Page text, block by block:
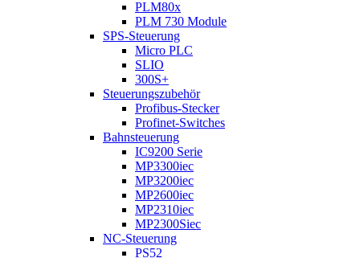
PLM80x
PLM 730 Module
SPS-Steuerung
Micro PLC
SLIO
300S+
Steuerungszubehör
Profibus-Stecker
Profinet-Switches
Bahnsteuerung
IC9200 Serie
MP3300iec
MP3200iec
MP2600iec
MP2310iec
MP2300Siec
NC-Steuerung
PS52